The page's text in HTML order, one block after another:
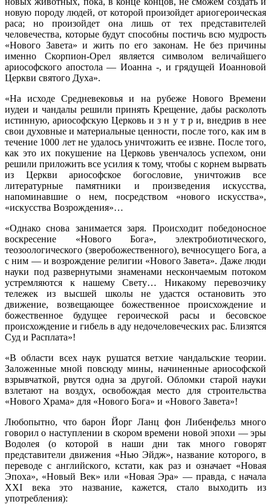
новую породу людей, от которой произойдет ариогероическая
раса; но произойдет она лишь от тех представителей
человечества, которые будут способны постичь всю мудрость
«Нового Завета» и жить по его законам. Не без причины
именно Скорпион-Орел является символом величайшего
ариософского апостола — Иоанна -, и грядущей Иоанновой
Церкви святого Духа».
«На исходе Средневековья и на рубеже Нового Времени
иудеи и чандалы решили принять Крещение, дабы расколоть
истинную, ариософскую Церковь и з н у т р и, внедрив в нее
свои духовные и материальные ценности, после того, как им в
течение 1000 лет не удалось уничтожить ее извне. После того,
как это их покушение на Церковь увенчалось успехом, они
решили приложить все усилия к тому, чтобы с корнем вырвать
из Церкви ариософское богословие, уничтожив все
литературные памятники и произведения искусства,
напоминавшие о нем, посредством «нового искусства»,
«искусства Возрождения»…
«Однако снова занимается заря. Происходит победоносное
воскресение «Нового Бога», электробиотического,
теозоологического (зверобожественного), вечносущего Бога, а
с ним — и возрождение религии «Нового Завета». Даже люди
науки под развернутыми знаменами нескончаемым потоком
устремляются к нашему Свету… Никакому перевозчику
тележек из высшей школы не удастся остановить это
движение, возвещающее божественное происхождение и
божественное будущее героической расы и бесовское
происхождение и гибель в аду недочеловеческих рас. Близятся
Суд и Расплата»!
«В области всех наук рушатся ветхие чандальские теории.
Заложенные мной повсюду мины, начиненные ариософской
взрывчаткой, рвутся одна за другой. Обломки старой науки
взлетают на воздух, освобождая место для строительства
«Нового Храма» для «Нового Бога» и «Нового Завета»!
Любопытно, что барон Йорг Ланц фон Либенфельз много
говорил о наступлении в скором времени новой эпохи — эры
Водолея (о которой в наши дни так много говорят
представители движения «Нью Эйдж», название которого, в
переводе с английского, кстати, как раз и означает «Новая
Эпоха», «Новый Век» или «Новая Эра» — правда, с начала
XXI века это название, кажется, стало выходить из
употребления):